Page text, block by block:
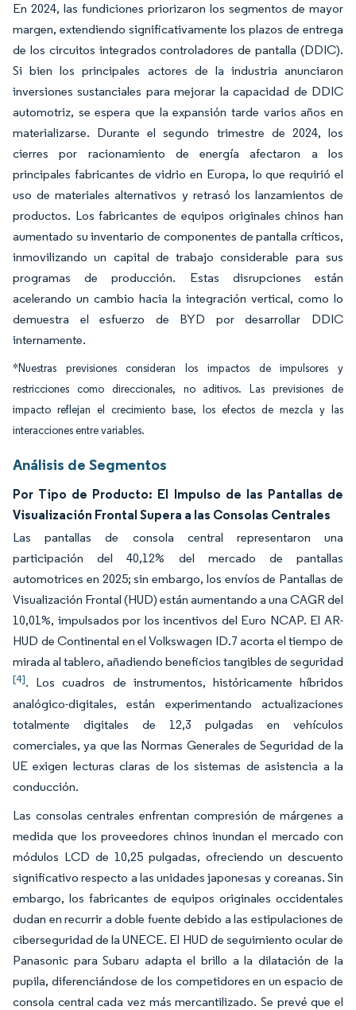
En 2024, las fundiciones priorizaron los segmentos de mayor
margen, extendiendo significativamente los plazos de entrega
de los circuitos integrados controladores de pantalla (DDIC).
Si bien los principales actores de la industria anunciaron
inversiones sustanciales para mejorar la capacidad de DDIC
automotriz, se espera que la expansión tarde varios años en
materializarse. Durante el segundo trimestre de 2024, los
cierres por racionamiento de energía afectaron a los
principales fabricantes de vidrio en Europa, lo que requirió el
uso de materiales alternativos y retrasó los lanzamientos de
productos. Los fabricantes de equipos originales chinos han
aumentado su inventario de componentes de pantalla críticos,
inmovilizando un capital de trabajo considerable para sus
programas de producción. Estas disrupciones están
acelerando un cambio hacia la integración vertical, como lo
demuestra el esfuerzo de BYD por desarrollar DDIC
internamente.
*Nuestras previsiones consideran los impactos de impulsores y
restricciones como direccionales, no aditivos. Las previsiones de
impacto reflejan el crecimiento base, los efectos de mezcla y las
interacciones entre variables.
Análisis de Segmentos
Por Tipo de Producto: El Impulso de las Pantallas de
Visualización Frontal Supera a las Consolas Centrales
Las pantallas de consola central representaron una
participación del 40,12% del mercado de pantallas
automotrices en 2025; sin embargo, los envíos de Pantallas de
Visualización Frontal (HUD) están aumentando a una CAGR del
10,01%, impulsados por los incentivos del Euro NCAP. El AR-
HUD de Continental en el Volkswagen ID.7 acorta el tiempo de
mirada al tablero, añadiendo beneficios tangibles de seguridad
[4]. Los cuadros de instrumentos, históricamente híbridos
analógico-digitales, están experimentando actualizaciones
totalmente digitales de 12,3 pulgadas en vehículos
comerciales, ya que las Normas Generales de Seguridad de la
UE exigen lecturas claras de los sistemas de asistencia a la
conducción.
Las consolas centrales enfrentan compresión de márgenes a
medida que los proveedores chinos inundan el mercado con
módulos LCD de 10,25 pulgadas, ofreciendo un descuento
significativo respecto a las unidades japonesas y coreanas. Sin
embargo, los fabricantes de equipos originales occidentales
dudan en recurrir a doble fuente debido a las estipulaciones de
ciberseguridad de la UNECE. El HUD de seguimiento ocular de
Panasonic para Subaru adapta el brillo a la dilatación de la
pupila, diferenciándose de los competidores en un espacio de
consola central cada vez más mercantilizado. Se prevé que el